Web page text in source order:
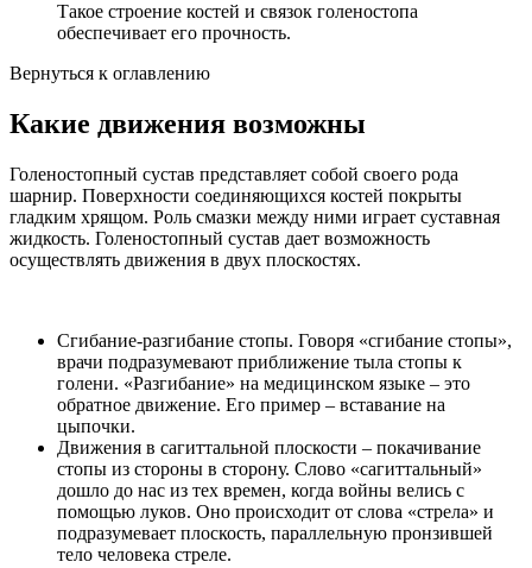
Такое строение костей и связок голеностопа
обеспечивает его прочность.
Вернуться к оглавлению
Какие движения возможны
Голеностопный сустав представляет собой своего рода
шарнир. Поверхности соединяющихся костей покрыты
гладким хрящом. Роль смазки между ними играет суставная
жидкость. Голеностопный сустав дает возможность
осуществлять движения в двух плоскостях.
Сгибание-разгибание стопы. Говоря «сгибание стопы»,
врачи подразумевают приближение тыла стопы к
голени. «Разгибание» на медицинском языке – это
обратное движение. Его пример – вставание на
цыпочки.
Движения в сагиттальной плоскости – покачивание
стопы из стороны в сторону. Слово «сагиттальный»
дошло до нас из тех времен, когда войны велись с
помощью луков. Оно происходит от слова «стрела» и
подразумевает плоскость, параллельную пронзившей
тело человека стреле.